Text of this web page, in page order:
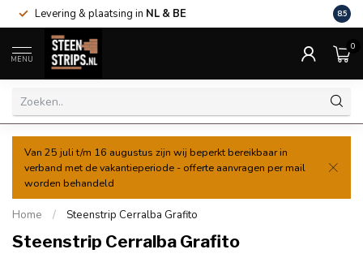
Levering & plaatsing in NL & BE Al
8.5
MENU
0
Van 25 juli t/m 16 augustus zijn wij beperkt bereikbaar in
verband met de vakantieperiode - offerte aanvragen per mail
worden behandeld
Home / Steenstrip Cerralba Grafito
Steenstrip Cerralba Grafito